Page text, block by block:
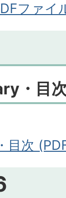
ファイ
・目
目次